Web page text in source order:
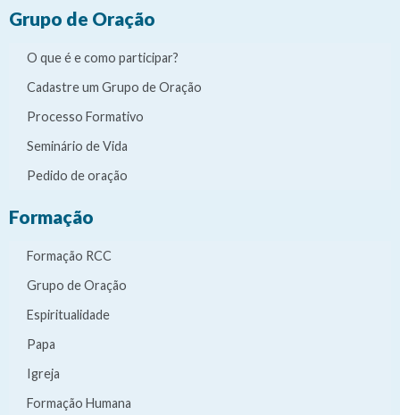
Grupo de Oração
O que é e como participar?
Cadastre um Grupo de Oração
Processo Formativo
Seminário de Vida
Pedido de oração
Formação
Formação RCC
Grupo de Oração
Espiritualidade
Papa
Igreja
Formação Humana